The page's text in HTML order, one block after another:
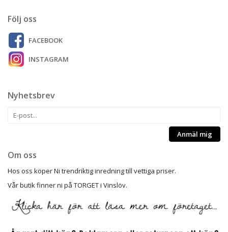
Följ oss
FACEBOOK
INSTAGRAM
Nyhetsbrev
Anmäl mig
Om oss
Hos oss köper Ni trendriktig inredning till vettiga priser.
Vår butik finner ni på TORGET i Vinslöv.